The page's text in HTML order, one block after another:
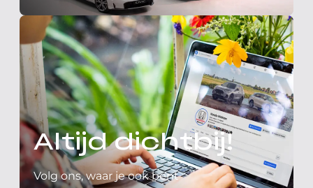
Altijd dichtbij!
Volg ons, waar je ook bent